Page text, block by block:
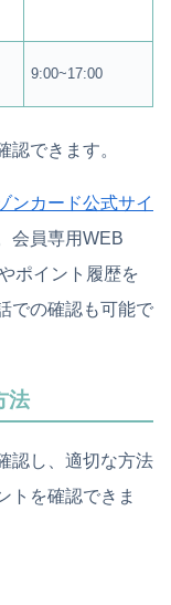
9:00~17:00
認できます。
ンカード公式サイ
会員専用WEB
ポイント履歴を
での確認も可能で
法
認し、適切な方法
トを確認できま